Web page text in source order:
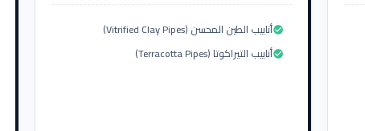
أنابيب الطين المحسن (Vitrified Clay Pipes)check_circle
أنابيب التيراكوتا (Terracotta Pipes)check_circle